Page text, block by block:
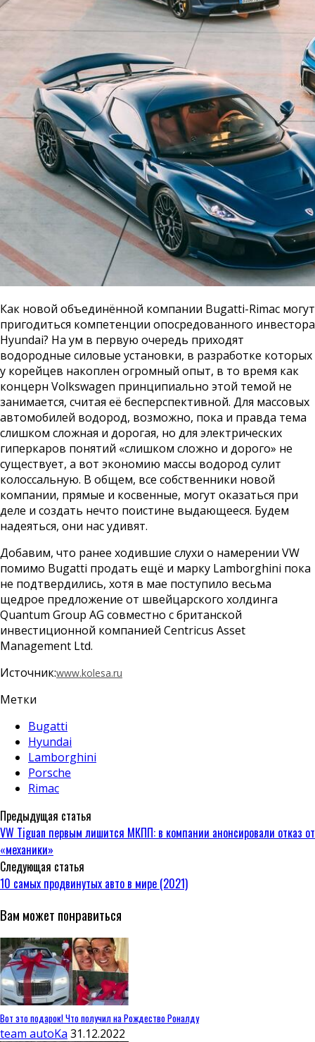
Как новой объединённой компании Bugatti-Rimac могут
пригодиться компетенции опосредованного инвестора
Hyundai? На ум в первую очередь приходят
водородные силовые установки, в разработке которых
у корейцев накоплен огромный опыт, в то время как
концерн Volkswagen принципиально этой темой не
занимается, считая её бесперспективной. Для массовых
автомобилей водород, возможно, пока и правда тема
слишком сложная и дорогая, но для электрических
гиперкаров понятий «слишком сложно и дорого» не
существует, а вот экономию массы водород сулит
колоссальную. В общем, все собственники новой
компании, прямые и косвенные, могут оказаться при
деле и создать нечто поистине выдающееся. Будем
надеяться, они нас удивят.
Добавим, что ранее ходившие слухи о намерении VW
помимо Bugatti продать ещё и марку Lamborghini пока
не подтвердились, хотя в мае поступило весьма
щедрое предложение от швейцарского холдинга
Quantum Group AG совместно с британской
инвестиционной компанией Centricus Asset
Management Ltd.
Источник:www.kolesa.ru
Метки
Bugatti
Hyundai
Lamborghini
Porsche
Rimac
Предыдущая статья
VW Tiguan первым лишится МКПП: в компании анонсировали отказ от
«механики»
Следующая статья
10 самых продвинутых авто в мире (2021)
Вам может понравиться
Вот это подарок! Что получил на Рождество Роналду
team autoKa 31.12.2022